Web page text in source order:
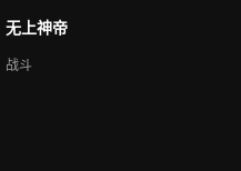
无上神帝
战斗